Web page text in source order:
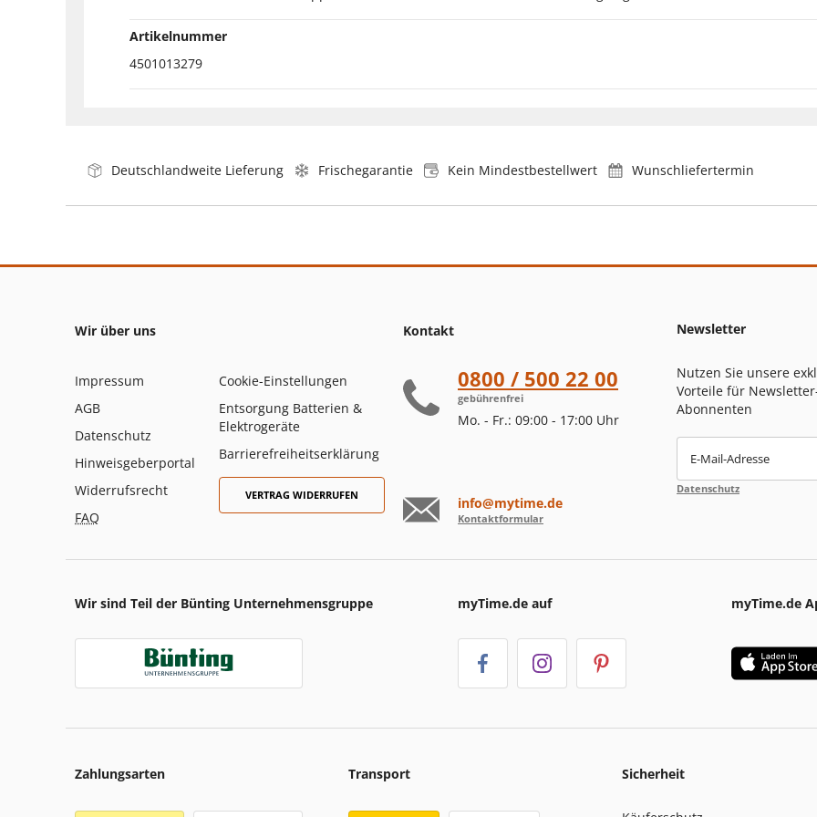
Artikelnummer
4501013279
Deutschlandweite Lieferung Frischegarantie Kein Mindestbestellwert Wunschliefertermin
Wir über uns
Impressum
AGB
Datenschutz
Hinweisgeberportal
Widerrufsrecht
FAQ
Cookie-Einstellungen
Entsorgung Batterien &
Elektrogeräte
Barrierefreiheitserklärung
VERTRAG WIDERRUFEN
Kontakt
0800 / 500 22 00
gebührenfrei
Mo. - Fr.: 09:00 - 17:00 Uhr
info@mytime.de
Kontaktformular
Newsletter
Nutzen Sie unsere
Vorteile für
Abonnenten
E-Mail-Adresse
Datenschutz
Wir sind Teil der Bünting Unternehmensgruppe myTime.de auf myTime.de
Zahlungsarten Transport Sicherheit